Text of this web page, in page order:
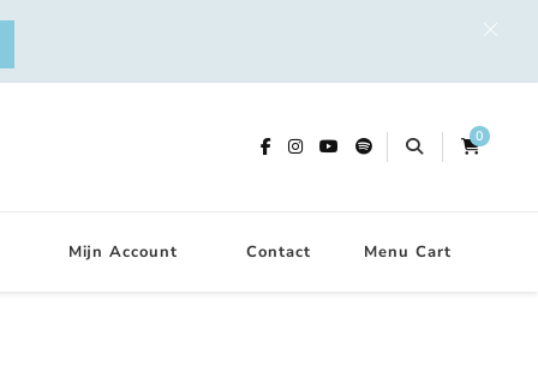
0
Mijn Account Contact Menu Cart